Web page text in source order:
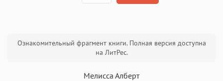
Ознакомительный фрагмент книги. Полная версия доступна
на ЛитРес.
Мелисса Алберт